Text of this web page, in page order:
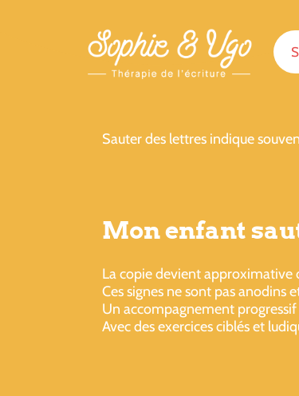
Sauter des lettres indique
Mon enfant
La copie devient approximative
Ces signes ne sont pas anodins
Un accompagnement
Avec des exercices ciblés et